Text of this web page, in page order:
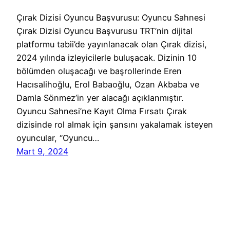
Çırak Dizisi Oyuncu Başvurusu: Oyuncu Sahnesi
Çırak Dizisi Oyuncu Başvurusu TRT’nin dijital
platformu tabii’de yayınlanacak olan Çırak dizisi,
2024 yılında izleyicilerle buluşacak. Dizinin 10
bölümden oluşacağı ve başrollerinde Eren
Hacısalihoğlu, Erol Babaoğlu, Ozan Akbaba ve
Damla Sönmez’in yer alacağı açıklanmıştır.
Oyuncu Sahnesi’ne Kayıt Olma Fırsatı Çırak
dizisinde rol almak için şansını yakalamak isteyen
oyuncular, “Oyuncu…
Mart 9, 2024